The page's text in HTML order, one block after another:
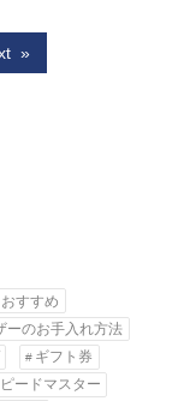
»
おすすめ
ーのお手入れ方法
ギフト券
ードマスター